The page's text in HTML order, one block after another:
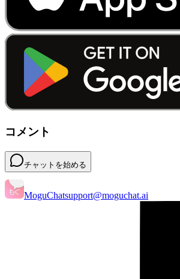
コメント
チャットを始める
MoguChatsupport@moguchat.ai